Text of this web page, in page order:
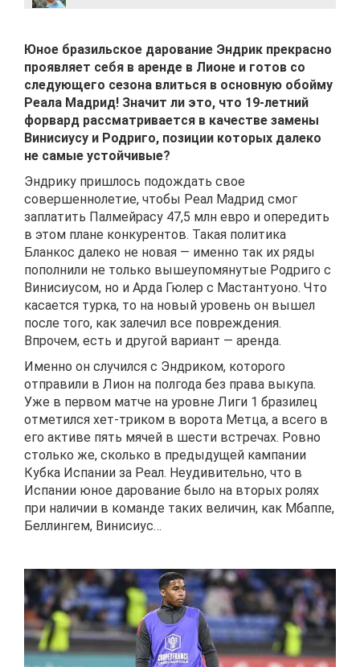
Юное бразильское дарование Эндрик прекрасно
проявляет себя в аренде в Лионе и готов со
следующего сезона влиться в основную обойму
Реала Мадрид! Значит ли это, что 19-летний
форвард рассматривается в качестве замены
Винисиусу и Родриго, позиции которых далеко
не самые устойчивые?
Эндрику пришлось подождать свое
совершеннолетие, чтобы Реал Мадрид смог
заплатить Палмейрасу 47,5 млн евро и опередить
в этом плане конкурентов. Такая политика
Бланкос далеко не новая — именно так их ряды
пополнили не только вышеупомянутые Родриго с
Винисиусом, но и Арда Гюлер с Мастантуоно. Что
касается турка, то на новый уровень он вышел
после того, как залечил все повреждения.
Впрочем, есть и другой вариант — аренда.
Именно он случился с Эндриком, которого
отправили в Лион на полгода без права выкупа.
Уже в первом матче на уровне Лиги 1 бразилец
отметился хет-триком в ворота Метца, а всего в
его активе пять мячей в шести встречах. Ровно
столько же, сколько в предыдущей кампании
Кубка Испании за Реал. Неудивительно, что в
Испании юное дарование было на вторых ролях
при наличии в команде таких величин, как Мбаппе,
Беллингем, Винисиус…